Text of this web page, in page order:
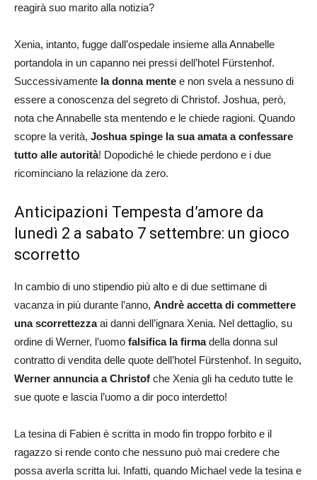
reagirà suo marito alla notizia?
Xenia, intanto, fugge dall’ospedale insieme alla Annabelle
portandola in un capanno nei pressi dell’hotel Fürstenhof.
Successivamente la donna mente e non svela a nessuno di
essere a conoscenza del segreto di Christof. Joshua, però,
nota che Annabelle sta mentendo e le chiede ragioni. Quando
scopre la verità, Joshua spinge la sua amata a confessare
tutto alle autorità! Dopodiché le chiede perdono e i due
ricominciano la relazione da zero.
Anticipazioni Tempesta d’amore da
lunedì 2 a sabato 7 settembre: un gioco
scorretto
In cambio di uno stipendio più alto e di due settimane di
vacanza in più durante l’anno, Andrè accetta di commettere
una scorrettezzaai danni dell’ignara Xenia. Nel dettaglio, su
ordine di Werner, l’uomo falsifica la firmadella donna sul
contratto di vendita delle quote dell’hotel Fürstenhof. In seguito,
Werner annuncia a Christof che Xenia gli ha ceduto tutte le
sue quote e lascia l’uomo a dir poco interdetto!
La tesina di Fabien è scritta in modo fin troppo forbito e il
ragazzo si rende conto che nessuno può mai credere che
possa averla scritta lui. Infatti, quando Michael vede la tesina e